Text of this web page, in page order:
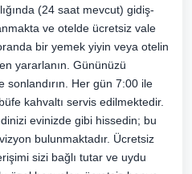
(24 saat mevcut) gidiş-
ve otelde ücretsiz vale
bir yemek yiyin veya otelin
yararlanın. Gününüzü
sonlandırın. Her gün 7:00 ile
kahvaltı servis edilmektedir.
evinizde gibi hissedin; bu
bulunmaktadır. Ücretsiz
sizi bağlı tutar ve uydu